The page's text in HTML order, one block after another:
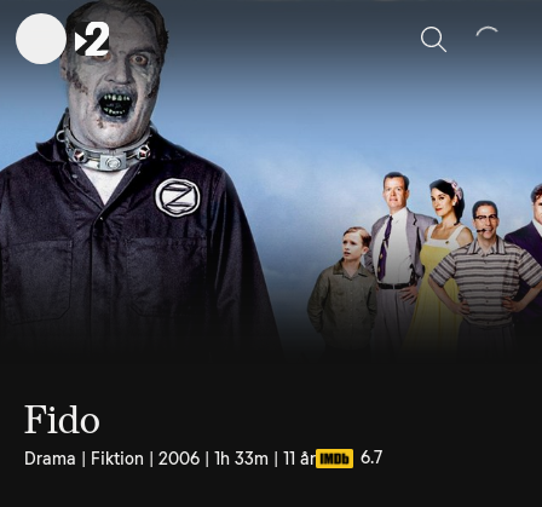
Sök
Fido
Drama | Fiktion | 2006 | 1h 33m | 11 år 6.7